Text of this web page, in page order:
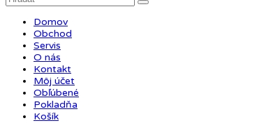
Domov
Obchod
Servis
O nás
Kontakt
Môj účet
Obľúbené
Pokladňa
Košík